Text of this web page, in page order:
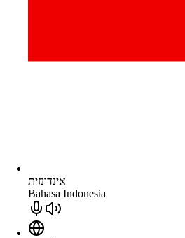
אינדונזית
Bahasa Indonesia